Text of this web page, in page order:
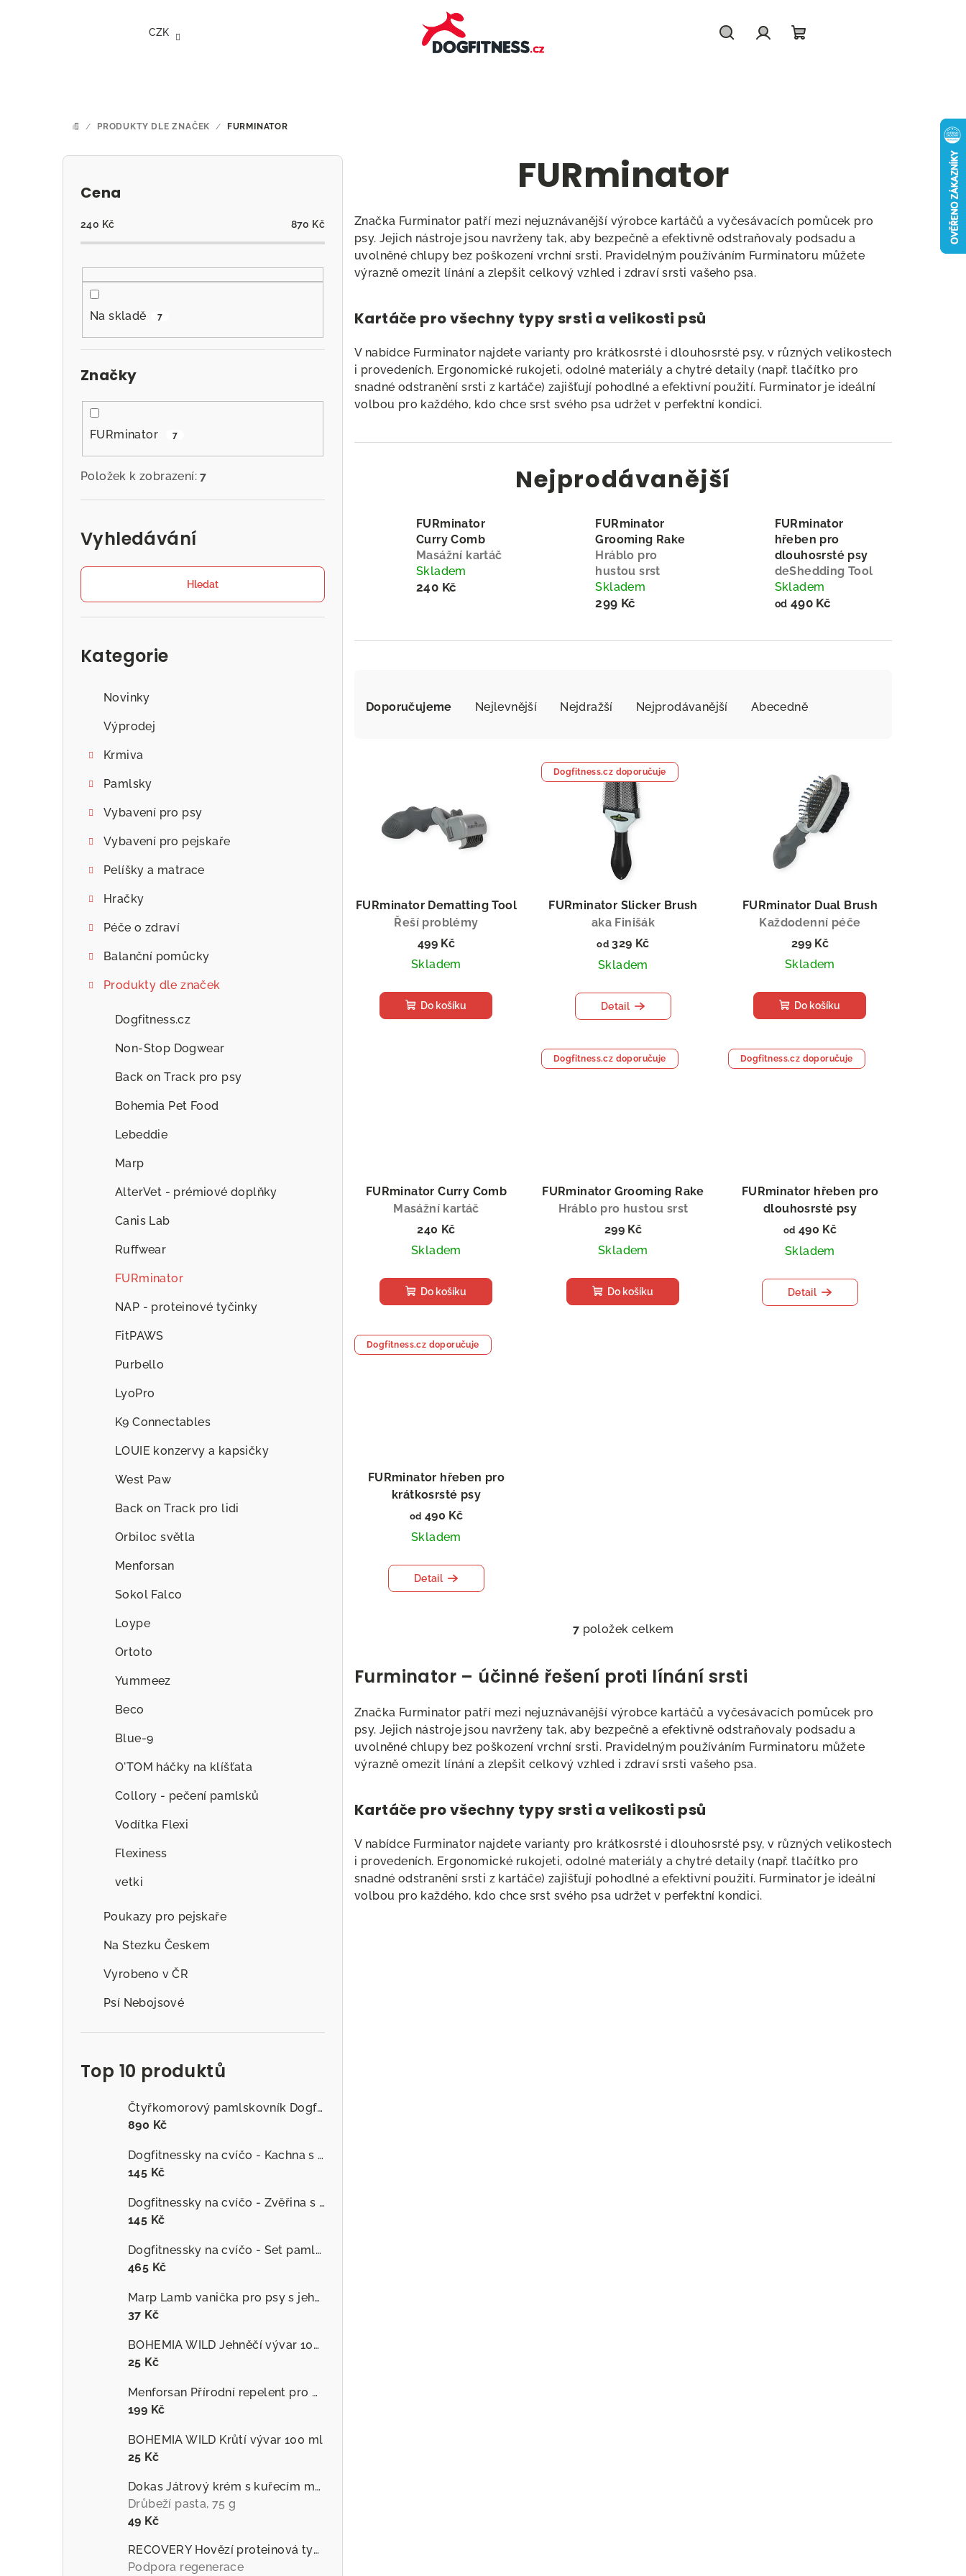
CZK
DOMŮ
/ PRODUKTY DLE ZNAČEK / FURMINATOR
P
Cena
240 Kč 870 Kč
Na skladě 7
Značky
FURminator 7
Položek k zobrazení:7
Vyhledávání
Hledat
Kategorie
Novinky
Výprodej
Krmiva
Pamlsky
Vybavení pro psy
Vybavení pro pejskaře
Pelíšky a matrace
Hračky
Péče o zdraví
Balanční pomůcky
Produkty dle značek
Dogfitness.cz
Non-Stop Dogwear
Back on Track pro psy
Bohemia Pet Food
Lebeddie
Marp
AlterVet - prémiové doplňky
Canis Lab
Ruffwear
FURminator
NAP - proteinové tyčinky
FitPAWS
Purbello
LyoPro
K9 Connectables
LOUIE konzervy a kapsičky
West Paw
Back on Track pro lidi
Orbiloc světla
Menforsan
Sokol Falco
Loype
Ortoto
Yummeez
Beco
Blue-9
O'TOM háčky na klíšťata
Collory - pečení pamlsků
Vodítka Flexi
Flexiness
vetki
Poukazy pro pejskaře
Na Stezku Českem
Vyrobeno v ČR
Psí Nebojsové
Top 10 produktů
Čtyřkomorový pamlskovník Dogfitness.cz
890 Kč
Dogfitnessky na cvíčo - Kachna s červenou řepou
145 Kč
Dogfitnessky na cvíčo - Zvěřina s jablky
145 Kč
Dogfitnessky na cvíčo - Set pamlsků
465 Kč
Marp Lamb vanička pro psy s jehněčím
37 Kč
BOHEMIA WILD Jehněčí vývar 100 ml
25 Kč
Menforsan Přírodní repelent pro psy proti hmyzu s extraktem z citronely
199 Kč
BOHEMIA WILD Krůtí vývar 100 ml
25 Kč
Dokas Játrový krém s kuřecím masem
Drůbeží pasta, 75 g
49 Kč
RECOVERY Hovězí proteinová tyčinka pro psy
Podpora regenerace
FURminator
Značka Furminator patří mezi nejuznávanější výrobce kartáčů a vyčesávacích pomůcek pro
psy. Jejich nástroje jsou navrženy tak, aby bezpečně a efektivně odstraňovaly podsadu a
uvolněné chlupy bez poškození vrchní srsti. Pravidelným používáním Furminatoru můžete
výrazně omezit línání a zlepšit celkový vzhled i zdraví srsti vašeho psa.
Kartáče pro všechny typy srsti a velikosti psů
V nabídce Furminator najdete varianty pro krátkosrsté i dlouhosrsté psy, v různých velikostech
i provedeních. Ergonomické rukojeti, odolné materiály a chytré detaily (např. tlačítko pro
snadné odstranění srsti z kartáče) zajišťují pohodlné a efektivní použití. Furminator je ideální
volbou pro každého, kdo chce srst svého psa udržet v perfektní kondici.
Nejprodávanější
FURminator
Curry Comb
Masážní kartáč
Skladem
240 Kč
FURminator
Grooming Rake
Hráblo pro
hustou srst
Skladem
299 Kč
FURminator
hřeben pro
dlouhosrsté psy
deShedding Tool
Skladem
od 490 Kč
a
o
Doporučujeme Nejlevnější Nejdražší Nejprodávanější Abecedně
p
FURminator Dematting Tool
Řeší problémy
499 Kč
Skladem
Do košíku
Dogfitness.cz doporučuje
FURminator Slicker Brush
aka Finišák
od329 Kč
Skladem
Detail
FURminator Dual Brush
Každodenní péče
299 Kč
Skladem
Do košíku
FURminator Curry Comb
Masážní kartáč
240 Kč
Skladem
Do košíku
Dogfitness.cz doporučuje
FURminator Grooming Rake
Hráblo pro hustou srst
299 Kč
Skladem
Do košíku
Dogfitness.cz doporučuje
FURminator hřeben pro
dlouhosrsté psy
deShedding Tool
od 490 Kč
Skladem
Detail
Dogfitness.cz doporučuje
FURminator hřeben pro
krátkosrsté psy
deShedding Tool
od 490 Kč
Skladem
Detail
O
l
d
a
c
p
r
v
k
y
v
7 položek celkem
Furminator – účinné řešení proti línání srsti
Značka Furminator patří mezi nejuznávanější výrobce kartáčů a vyčesávacích pomůcek pro
psy. Jejich nástroje jsou navrženy tak, aby bezpečně a efektivně odstraňovaly podsadu a
uvolněné chlupy bez poškození vrchní srsti. Pravidelným používáním Furminatoru můžete
výrazně omezit línání a zlepšit celkový vzhled i zdraví srsti vašeho psa.
Kartáče pro všechny typy srsti a velikosti psů
V nabídce Furminator najdete varianty pro krátkosrsté i dlouhosrsté psy, v různých velikostech
i provedeních. Ergonomické rukojeti, odolné materiály a chytré detaily (např. tlačítko pro
snadné odstranění srsti z kartáče) zajišťují pohodlné a efektivní použití. Furminator je ideální
volbou pro každého, kdo chce srst svého psa udržet v perfektní kondici.